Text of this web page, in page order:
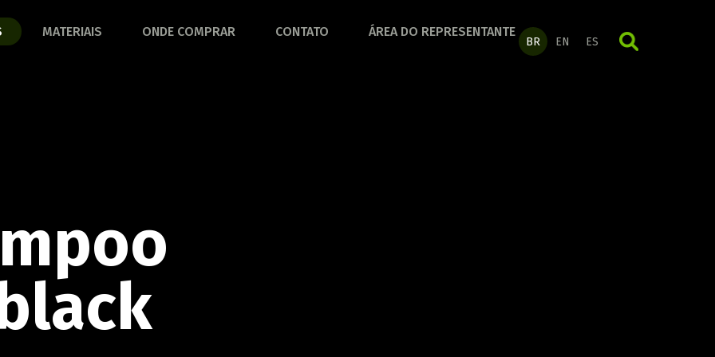
MATERIAIS ONDE COMPRAR CONTATO ÁREA DO REPRESENTANTE
BR EN ES
BANHEIRO COZINHA ORGANIZAÇÃO
CHURRASCO
a linha completa!